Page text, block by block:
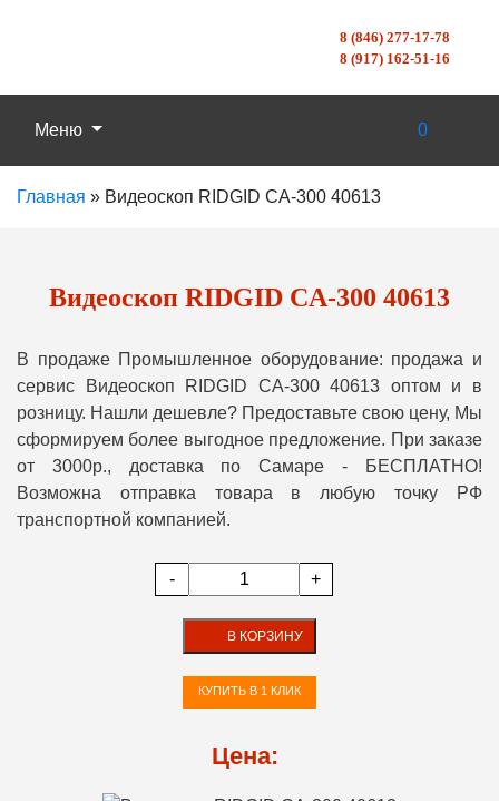
8 (846) 277-17-78
8 (917) 162-51-16
Меню 0
Главная » Видеоскоп RIDGID CA-300 40613
Видеоскоп RIDGID CA-300 40613
В продаже Промышленное оборудование: продажа и
сервис Видеоскоп RIDGID CA-300 40613 оптом и в
розницу. Нашли дешевле? Предоставьте свою цену, Мы
сформируем более выгодное предложение. При заказе
от 3000р., доставка по Самаре - БЕСПЛАТНО!
Возможна отправка товара в любую точку РФ
транспортной компанией.
- +
В КОРЗИНУ
КУПИТЬ В 1 КЛИК
Цена: